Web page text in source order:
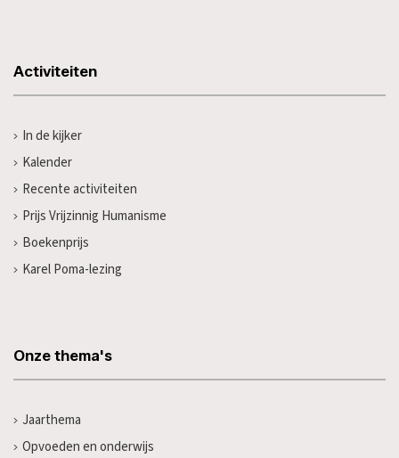
Activiteiten
In de kijker
Kalender
Recente activiteiten
Prijs Vrijzinnig Humanisme
Boekenprijs
Karel Poma-lezing
Onze thema's
Jaarthema
Opvoeden en onderwijs